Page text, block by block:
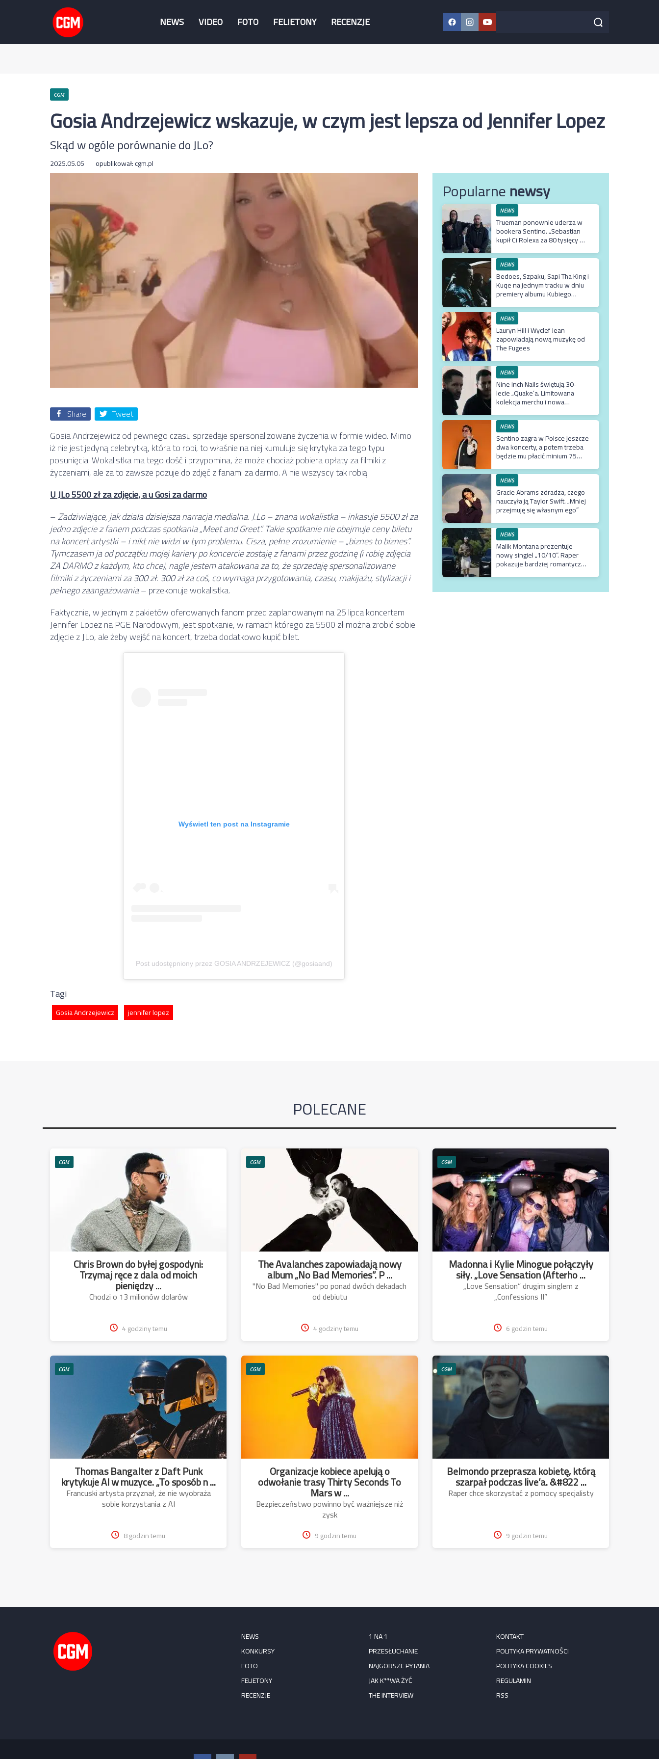
NEWS VIDEO FOTO FELIETONY RECENZJE Facebook
Instagram
YouTube
Szukaj w serwisie Szukaj
CGM
Gosia Andrzejewicz wskazuje, w czym jest lepsza od Jennifer Lopez
Skąd w ogóle porównanie do JLo?
2025.05.05 opublikował:cgm.pl
Share Tweet
Gosia Andrzejewicz od pewnego czasu sprzedaje spersonalizowane życzenia w formie wideo. Mimo
iż nie jest jedyną celebrytką, która to robi, to właśnie na niej kumuluje się krytyka za tego typu
posunięcia. Wokalistka ma tego dość i przypomina, że może chociaż pobiera opłaty za filmiki z
życzeniami, ale za to zawsze pozuje do zdjęć z fanami za darmo. A nie wszyscy tak robią.
U JLo 5500 zł za zdjęcie, a u Gosi za darmo
–Zadziwiające, jak działa dzisiejsza narracja medialna. J.Lo – znana wokalistka – inkasuje 5500 zł za
jedno zdjęcie z fanem podczas spotkania „Meet and Greet”. Takie spotkanie nie obejmuje ceny biletu
na koncert artystki – i nikt nie widzi w tym problemu. Cisza, pełne zrozumienie – „biznes to biznes”.
Tymczasem ja od początku mojej kariery po koncercie zostaję z fanami przez godzinę (i robię zdjęcia
ZA DARMO z każdym, kto chce), nagle jestem atakowana za to, że sprzedaję spersonalizowane
filmiki z życzeniami za 300 zł. 300 zł za coś, co wymaga przygotowania, czasu, makijażu, stylizacji i
pełnego zaangażowania– przekonuje wokalistka.
Faktycznie, w jednym z pakietów oferowanych fanom przed zaplanowanym na 25 lipca koncertem
Jennifer Lopez na PGE Narodowym, jest spotkanie, w ramach którego za 5500 zł można zrobić sobie
zdjęcie z JLo, ale żeby wejść na koncert, trzeba dodatkowo kupić bilet.
Wyświetl ten post na Instagramie
Post udostępniony przez GOSIA ANDRZEJEWICZ (@gosiaand)
Tagi
Gosia Andrzejewicz jennifer lopez
Popularnenewsy
NEWS
Trueman ponownie uderza w
bookera Sentino. „Sebastian
kupił Ci Rolexa za 80 tysięcy w
krzywe umowy”
NEWS
Bedoes, Szpaku, Sapi Tha King i
Kuqe na jednym tracku w dniu
premiery albumu Kubiego
NEWS
Lauryn Hill i Wyclef Jean
zapowiadają nową muzykę od
The Fugees
NEWS
Nine Inch Nails świętują 30-
lecie „Quake’a. Limitowana
kolekcja merchu i nowa
NEWS
Sentino zagra w Polsce jeszcze
dwa koncerty, a potem trzeba
będzie mu płacić minium 75
kraju
NEWS
Gracie Abrams zdradza, czego
nauczyła ją Taylor Swift. „Mniej
przejmuję się własnym ego”
NEWS
Malik Montana prezentuje
nowy singiel „10/10”. Raper
pokazuje bardziej romantyczne
POLECANE
CGM
Chris Brown do byłej gospodyni:
Trzymaj ręce z dala od moich
pieniędzy ...
Chodzi o 13 milionów dolarów
4 godziny temu
CGM
The Avalanches zapowiadają nowy
album „No Bad Memories”. P ...
"No Bad Memories" po ponad dwóch dekadach
od debiutu
4 godziny temu
CGM
Madonna i Kylie Minogue połączyły
siły. „Love Sensation (Afterho ...
„Love Sensation” drugim singlem z
„Confessions II”
6 godzin temu
CGM
Thomas Bangalter z Daft Punk
krytykuje AI w muzyce. „To sposób n ...
Francuski artysta przyznał, że nie wyobraża
sobie korzystania z AI
8 godzin temu
CGM
Organizacje kobiece apelują o
odwołanie trasy Thirty Seconds To
Mars w ...
Bezpieczeństwo powinno być ważniejsze niż
zysk
9 godzin temu
CGM
Belmondo przeprasza kobietę, którą
szarpał podczas live’a. &#822 ...
Raper chce skorzystać z pomocy specjalisty
9 godzin temu
NEWS
KONKURSY
FOTO
FELIETONY
RECENZJE
1 NA 1
PRZESŁUCHANIE
NAJGORSZE PYTANIA
JAK K**WA ŻYĆ
THE INTERVIEW
KONTAKT
POLITYKA PRYWATNOŚCI
POLITYKA COOKIES
REGULAMIN
RSS